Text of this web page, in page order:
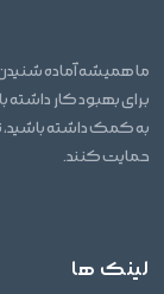
ما همیشه آماده
برای بهبود کار
به کمک داشته باشید،
حمایت کنند.
لینک ها